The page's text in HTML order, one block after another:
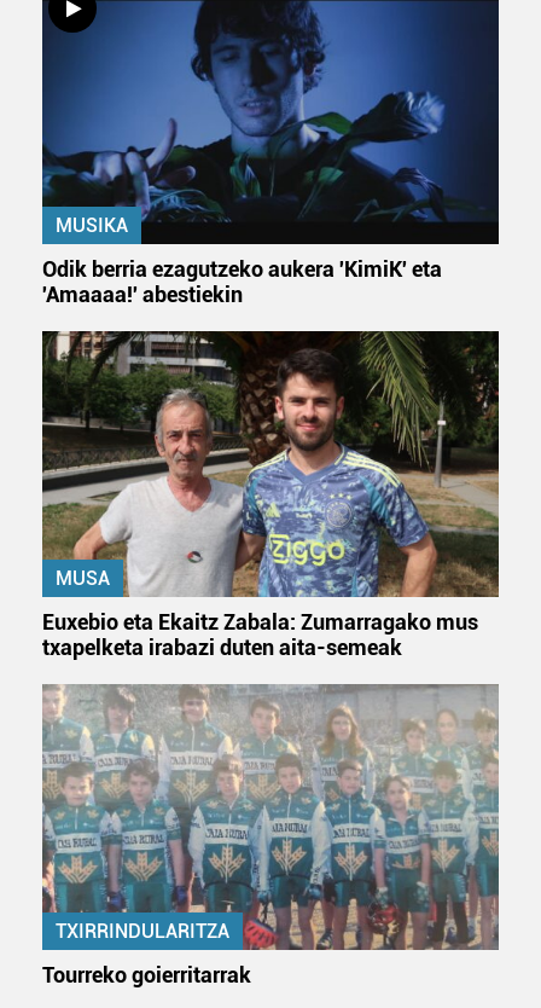
MUSIKA
Odik berria ezagutzeko aukera 'KimiK' eta
'Amaaaa!' abestiekin
MUSA
Euxebio eta Ekaitz Zabala: Zumarragako mus
txapelketa irabazi duten aita-semeak
TXIRRINDULARITZA
Tourreko goierritarrak